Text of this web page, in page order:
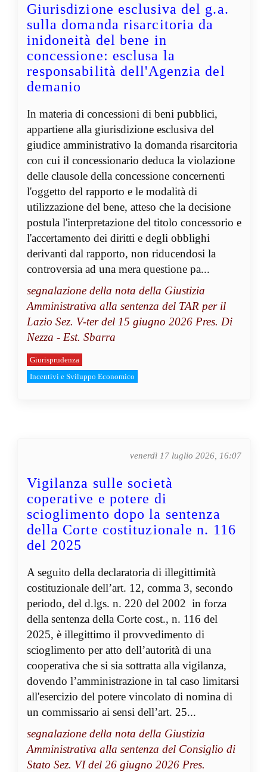
Giurisdizione esclusiva del g.a.
sulla domanda risarcitoria da
inidoneità del bene in
concessione: esclusa la
responsabilità dell'Agenzia del
demanio
In materia di concessioni di beni pubblici,
appartiene alla giurisdizione esclusiva del
giudice amministrativo la domanda risarcitoria
con cui il concessionario deduca la violazione
delle clausole della concessione concernenti
l'oggetto del rapporto e le modalità di
utilizzazione del bene, atteso che la decisione
postula l'interpretazione del titolo concessorio e
l'accertamento dei diritti e degli obblighi
derivanti dal rapporto, non riducendosi la
controversia ad una mera questione pa...
segnalazione della nota della Giustizia
Amministrativa alla sentenza del TAR per il
Lazio Sez. V-ter del 15 giugno 2026 Pres. Di
Nezza - Est. Sbarra
Giurisprudenza
Incentivi e Sviluppo Economico
venerdì 17 luglio 2026, 16:07
Vigilanza sulle società
coperative e potere di
scioglimento dopo la sentenza
della Corte costituzionale n. 116
del 2025
A seguito della declaratoria di illegittimità
costituzionale dell’art. 12, comma 3, secondo
periodo, del d.lgs. n. 220 del 2002 in forza
della sentenza della Corte cost., n. 116 del
2025, è illegittimo il provvedimento di
scioglimento per atto dell’autorità di una
cooperativa che si sia sottratta alla vigilanza,
dovendo l’amministrazione in tal caso limitarsi
all'esercizio del potere vincolato di nomina di
un commissario ai sensi dell’art. 25...
segnalazione della nota della Giustizia
Amministrativa alla sentenza del Consiglio di
Stato Sez. VI del 26 giugno 2026 Pres.